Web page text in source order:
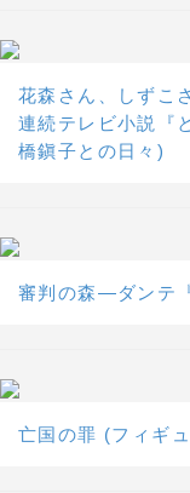
花森さん、しずこ
連続テレビ小説『
橋鎭子との日々)
審判の森―ダンテ
亡国の罪 (フィギ